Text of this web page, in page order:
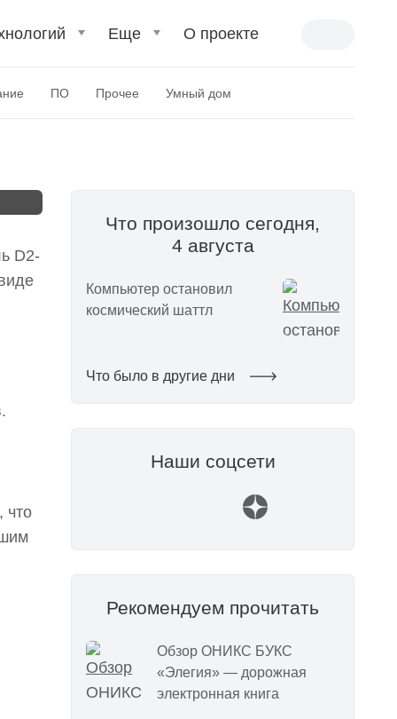
Еще О проекте
ПО Прочее Умный дом
D2-
что
Что произошло сегодня,
4 августа
Компьютер остановил
космический шаттл
Что было в другие дни
Наши соцсети
Рекомендуем прочитать
Обзор ОНИКС БУКС
«Элегия» — дорожная
электронная книга